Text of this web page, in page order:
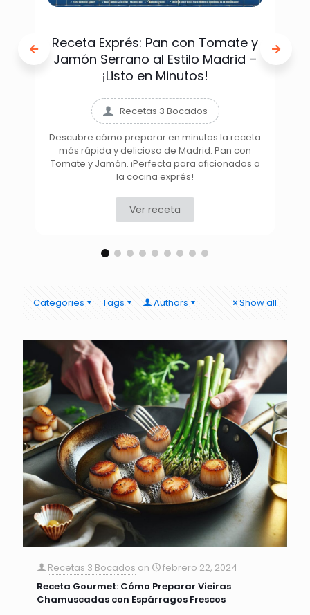
Receta Exprés: Pan con Tomate y
Jamón Serrano al Estilo Madrid –
¡Listo en Minutos!
Recetas 3 Bocados
Descubre cómo preparar en minutos la receta
más rápida y deliciosa de Madrid: Pan con
Tomate y Jamón. ¡Perfecta para aficionados a
la cocina exprés!
Ver receta
Categories Tags Authors Show all
Recetas 3 Bocados on
febrero 22, 2024
Receta Gourmet: Cómo Preparar Vieiras
Chamuscadas con Espárragos Frescos